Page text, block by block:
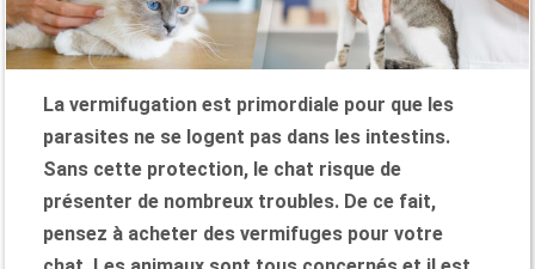
La vermifugation est primordiale pour que les
parasites ne se logent pas dans les intestins.
Sans cette protection, le chat risque de
présenter de nombreux troubles. De ce fait,
pensez à acheter des vermifuges pour votre